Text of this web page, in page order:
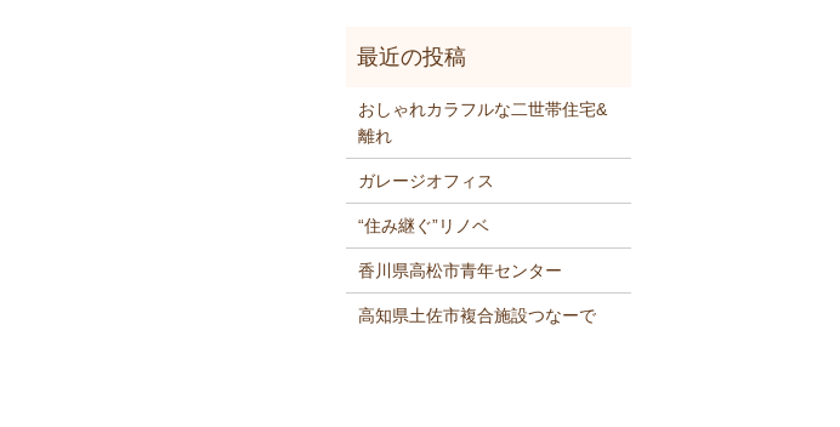
おしゃれカラフルな二世帯住宅&
離れ
ガレージオフィス
“住み継ぐ”リノベ
香川県高松市青年センター
高知県土佐市複合施設つなーで